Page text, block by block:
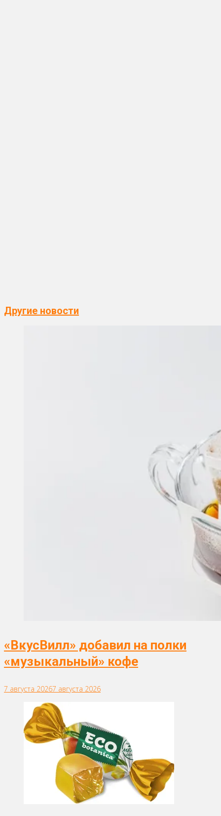
Другие новости
«ВкусВилл» добавил на полки
«музыкальный» кофе
7 августа 20267 августа 2026